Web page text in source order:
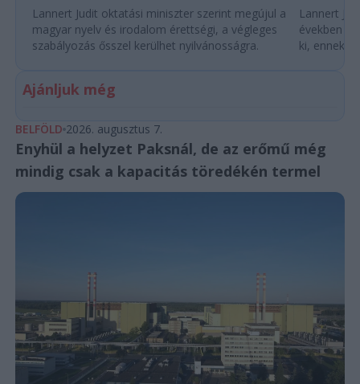
Lannert Judit oktatási miniszter szerint megújul a
magyar nyelv és irodalom érettségi, a végleges
szabályozás ősszel kerülhet nyilvánosságra.
Lannert
években
ki, ennek
Ajánljuk még
BELFÖLD 2026. augusztus 7.
Enyhül a helyzet Paksnál, de az erőmű még
mindig csak a kapacitás töredékén termel